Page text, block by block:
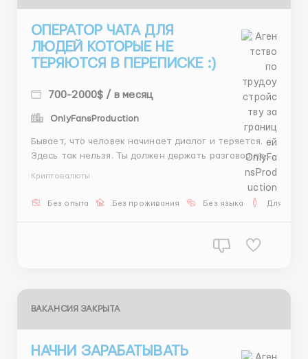
ОПЕРАТОР ЧАТА ДЛЯ
ЛЮДЕЙ КОТОРЫЕ НЕ
ТЕРЯЮТСЯ В ПЕРЕПИСКЕ :)
700-2000$ / в месяц
OnlyFansProduction
Бывает, что человек начинает диалог и теряется.
Здесь так нельзя. Ты должен держать разговор под
ставка + % Пиши: @Kiril_mx10 ...
Криптовалюты
Без опыта Без проживания Без языка Для
ВАКАНСИЯ ЗАКРЫТА
НАЧНИ ЗАРАБАТЫВАТЬ